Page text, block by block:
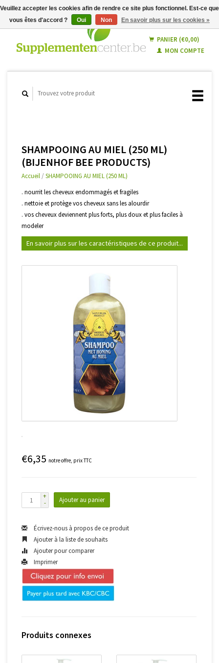
Français
PANIER (€0,00)
MON COMPTE
SHAMPOOING AU MIEL (250 ML)
(BIJENHOF BEE PRODUCTS)
Accueil /SHAMPOOING AU MIEL (250 ML)
. nourrit les cheveux endommagés et fragiles
. nettoie et protège vos cheveux sans les alourdir
. vos cheveux deviennent plus forts, plus doux et plus faciles à
modeler
En savoir plus sur les caractéristiques de ce produit...
€6,35 notre offre, prix TTC
+
-
Ajouter au panier
Écrivez-nous à propos de ce produit
Ajouter à la liste de souhaits
Ajouter pour comparer
Imprimer
Produits connexes
Veuillez accepter les cookies afin de rendre ce site plus fonctionnel. Est-ce que
vous êtes d'accord ?
Oui Non En savoir plus sur les cookies »